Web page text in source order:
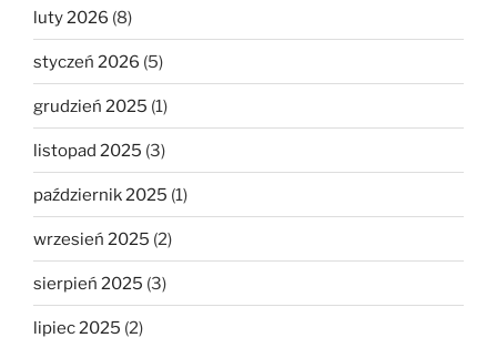
luty 2026 (8)
styczeń 2026 (5)
grudzień 2025 (1)
listopad 2025 (3)
październik 2025 (1)
wrzesień 2025 (2)
sierpień 2025 (3)
lipiec 2025 (2)